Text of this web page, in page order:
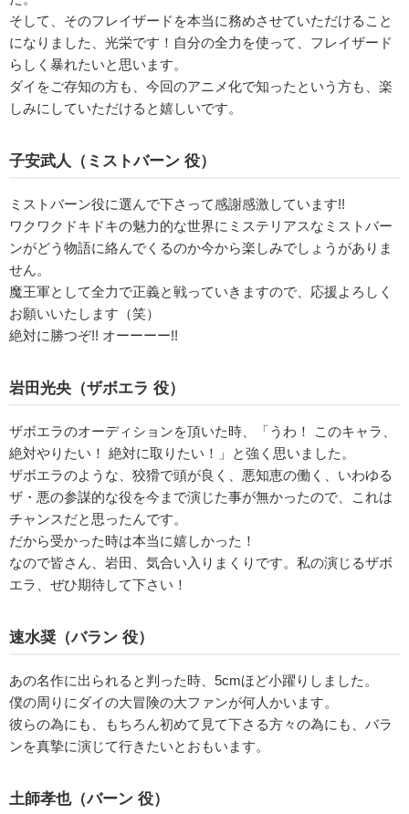
そして、そのフレイザードを本当に務めさせていただけること
になりました、光栄です！自分の全力を使って、フレイザード
らしく暴れたいと思います。
ダイをご存知の方も、今回のアニメ化で知ったという方も、楽
しみにしていただけると嬉しいです。
子安武人（ミストバーン 役）
ミストバーン役に選んで下さって感謝感激しています!!
ワクワクドキドキの魅力的な世界にミステリアスなミストバー
ンがどう物語に絡んでくるのか今から楽しみでしょうがありま
せん。
魔王軍として全力で正義と戦っていきますので、応援よろしく
お願いいたします（笑）
絶対に勝つぞ!! オーーーー!!
岩田光央（ザボエラ 役）
ザボエラのオーディションを頂いた時、「うわ！ このキャラ、
絶対やりたい！ 絶対に取りたい！」と強く思いました。
ザボエラのような、狡猾で頭が良く、悪知恵の働く、いわゆる
ザ・悪の参謀的な役を今まで演じた事が無かったので、これは
チャンスだと思ったんです。
だから受かった時は本当に嬉しかった！
なので皆さん、岩田、気合い入りまくりです。私の演じるザボ
エラ、ぜひ期待して下さい！
速水奨（バラン 役）
あの名作に出られると判った時、5cmほど小躍りしました。
僕の周りにダイの大冒険の大ファンが何人かいます。
彼らの為にも、もちろん初めて見て下さる方々の為にも、バラ
ンを真摯に演じて行きたいとおもいます。
土師孝也（バーン 役）